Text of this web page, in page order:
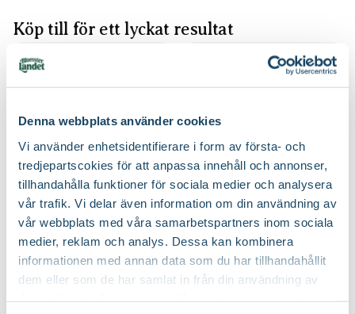
Denna webbplats använder cookies
Vi använder enhetsidentifierare i form av första- och
tredjepartscokies för att anpassa innehåll och annonser,
tillhandahålla funktioner för sociala medier och analysera
vår trafik. Vi delar även information om din användning av
vår webbplats med våra samarbetspartners inom sociala
medier, reklam och analys. Dessa kan kombinera
informationen med annan data som du har tillhandahållit
dem eller som de har samlat in från din användning av
Köp till för ett lyckat resultat
2 för 120:-
Rosgödsel
Blomsterlandet PRO
7990
Välj butik
Online
Slut i lager
Till Produkten
Kumulus
Nelson Garden
299:-
Välj butik
Online
I lager
Till Produkten